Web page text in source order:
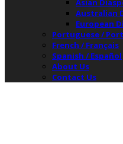
Asian
Australian
European
Portuguese /
French / Français
Spanish / Español
About Us
Contact Us